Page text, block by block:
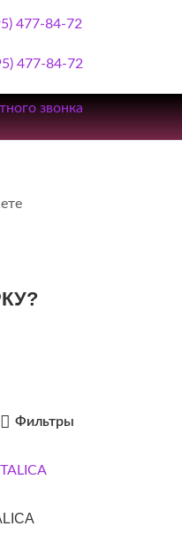
477-84-72
477-84-72
звонка
Фильтры